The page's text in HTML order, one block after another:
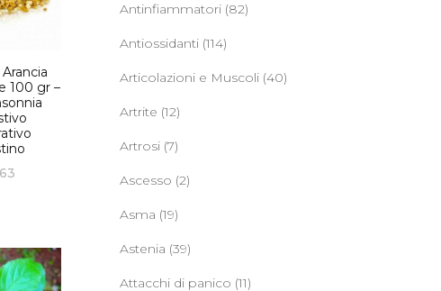
100 gr –
Antinfiammatori (82)
Antiossidanti (114)
Articolazioni e Muscoli (40)
Artrite (12)
Artrosi (7)
Ascesso (2)
Asma (19)
Astenia (39)
Attacchi di panico (11)